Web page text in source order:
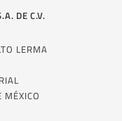
DE C.V.
LERMA
MÉXICO